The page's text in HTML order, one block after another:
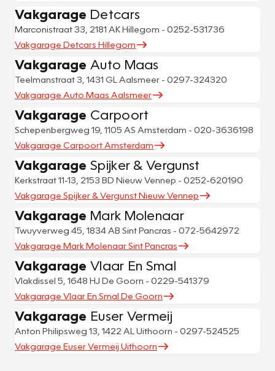
Vakgarage Detcars
Marconistraat 33, 2181 AK Hillegom - 0252-531736
Vakgarage Detcars Hillegom
Vakgarage Auto Maas
Teelmanstraat 3, 1431 GL Aalsmeer - 0297-324320
Vakgarage Auto Maas Aalsmeer
Vakgarage Carpoort
Schepenbergweg 19, 1105 AS Amsterdam - 020-3636198
Vakgarage Carpoort Amsterdam
Vakgarage Spijker & Vergunst
Kerkstraat 11-13, 2153 BD Nieuw Vennep - 0252-620190
Vakgarage Spijker & Vergunst Nieuw Vennep
Vakgarage Mark Molenaar
Twuyverweg 45, 1834 AB Sint Pancras - 072-5642972
Vakgarage Mark Molenaar Sint Pancras
Vakgarage Vlaar En Smal
Vlakdissel 5, 1648 HJ De Goorn - 0229-541379
Vakgarage Vlaar En Smal De Goorn
Vakgarage Euser Vermeij
Anton Philipsweg 13, 1422 AL Uithoorn - 0297-524525
Vakgarage Euser Vermeij Uithoorn